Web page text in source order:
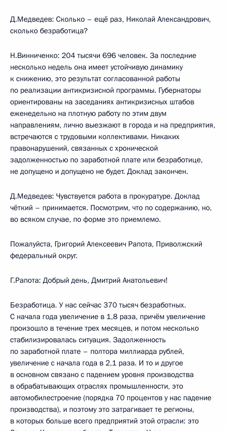
Д.Медведев: Сколько – ещё раз, Николай Александрович,
сколько безработица?
Н.Винниченко: 204 тысячи 696 человек. За последние
несколько недель она имеет устойчивую динамику
к снижению, это результат согласованной работы
по реализации антикризисной программы. Губернаторы
ориентированы на заседаниях антикризисных штабов
еженедельно на плотную работу по этим двум
направлениям, лично выезжают в города и на предприятия,
встречаются с трудовыми коллективами. Никаких
правонарушений, связанных с хронической
задолженностью по заработной плате или безработице,
не допущено и допущено не будет. Доклад закончен.
Д.Медведев: Чувствуется работа в прокуратуре. Доклад
чёткий – принимается. Посмотрим, что по содержанию, но,
во всяком случае, по форме это приемлемо.
Пожалуйста, Григорий Алексеевич Рапота, Приволжский
федеральный округ.
Г.Рапота: Добрый день, Дмитрий Анатольевич!
Безработица. У нас сейчас 370 тысяч безработных.
С начала года увеличение в 1,8 раза, причём увеличение
произошло в течение трех месяцев, и потом несколько
стабилизировалась ситуация. Задолженность
по заработной плате – полтора миллиарда рублей,
увеличение с начала года в 2,1 раза. И то и другое
в основном связано с падением уровня производства
в обрабатывающих отраслях промышленности, это
автомобилестроение (порядка 70 процентов у нас падение
производства), и поэтому это затрагивает те регионы,
в которых больше всего предприятий этой отрасли: это